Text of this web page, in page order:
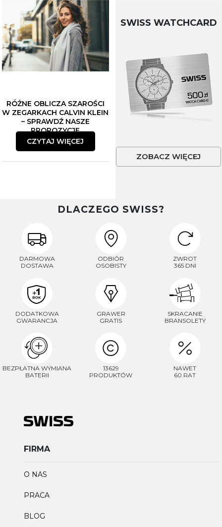
RÓŻNE OBLICZA SZAROŚCI
W ZEGARKACH CALVIN KLEIN
– SPRAWDŹ NASZE
PROPOZYCJE
CZYTAJ WIĘCEJ
SWISS WATCHCARD
ZOBACZ WIĘCEJ
DLACZEGO SWISS?
DARMOWA
DOSTAWA
ODBIÓR
OSOBISTY
ZWROT
365 DNI
DODATKOWA
GWARANCJA
GRAWER
GRATIS
SKRACANIE
BRANSOLETY
BEZPŁATNA WYMIANA
BATERII
13629
PRODUKTÓW
NAWET
60 RAT
FIRMA
O NAS
PRACA
BLOG